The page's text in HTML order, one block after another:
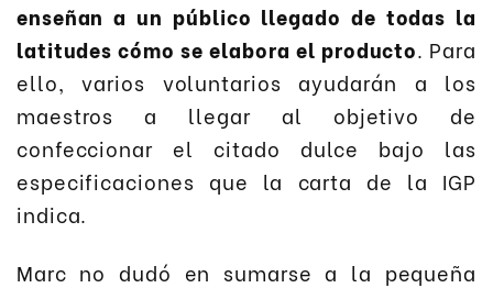
enseñan a un público llegado de todas la
latitudes cómo se elabora el producto. Para
ello, varios voluntarios ayudarán a los
maestros a llegar al objetivo de
confeccionar el citado dulce bajo las
especificaciones que la carta de la IGP
indica.
Marc no dudó en sumarse a la pequeña